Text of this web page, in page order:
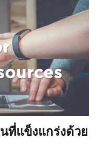
ที่แข็งแกร่งด้วย